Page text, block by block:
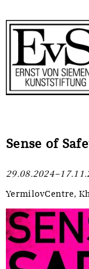
Sense of
YermilovCentre,
Gremien
Stellenangebote
Ankauf
Restaurierungen
UKRAINE-